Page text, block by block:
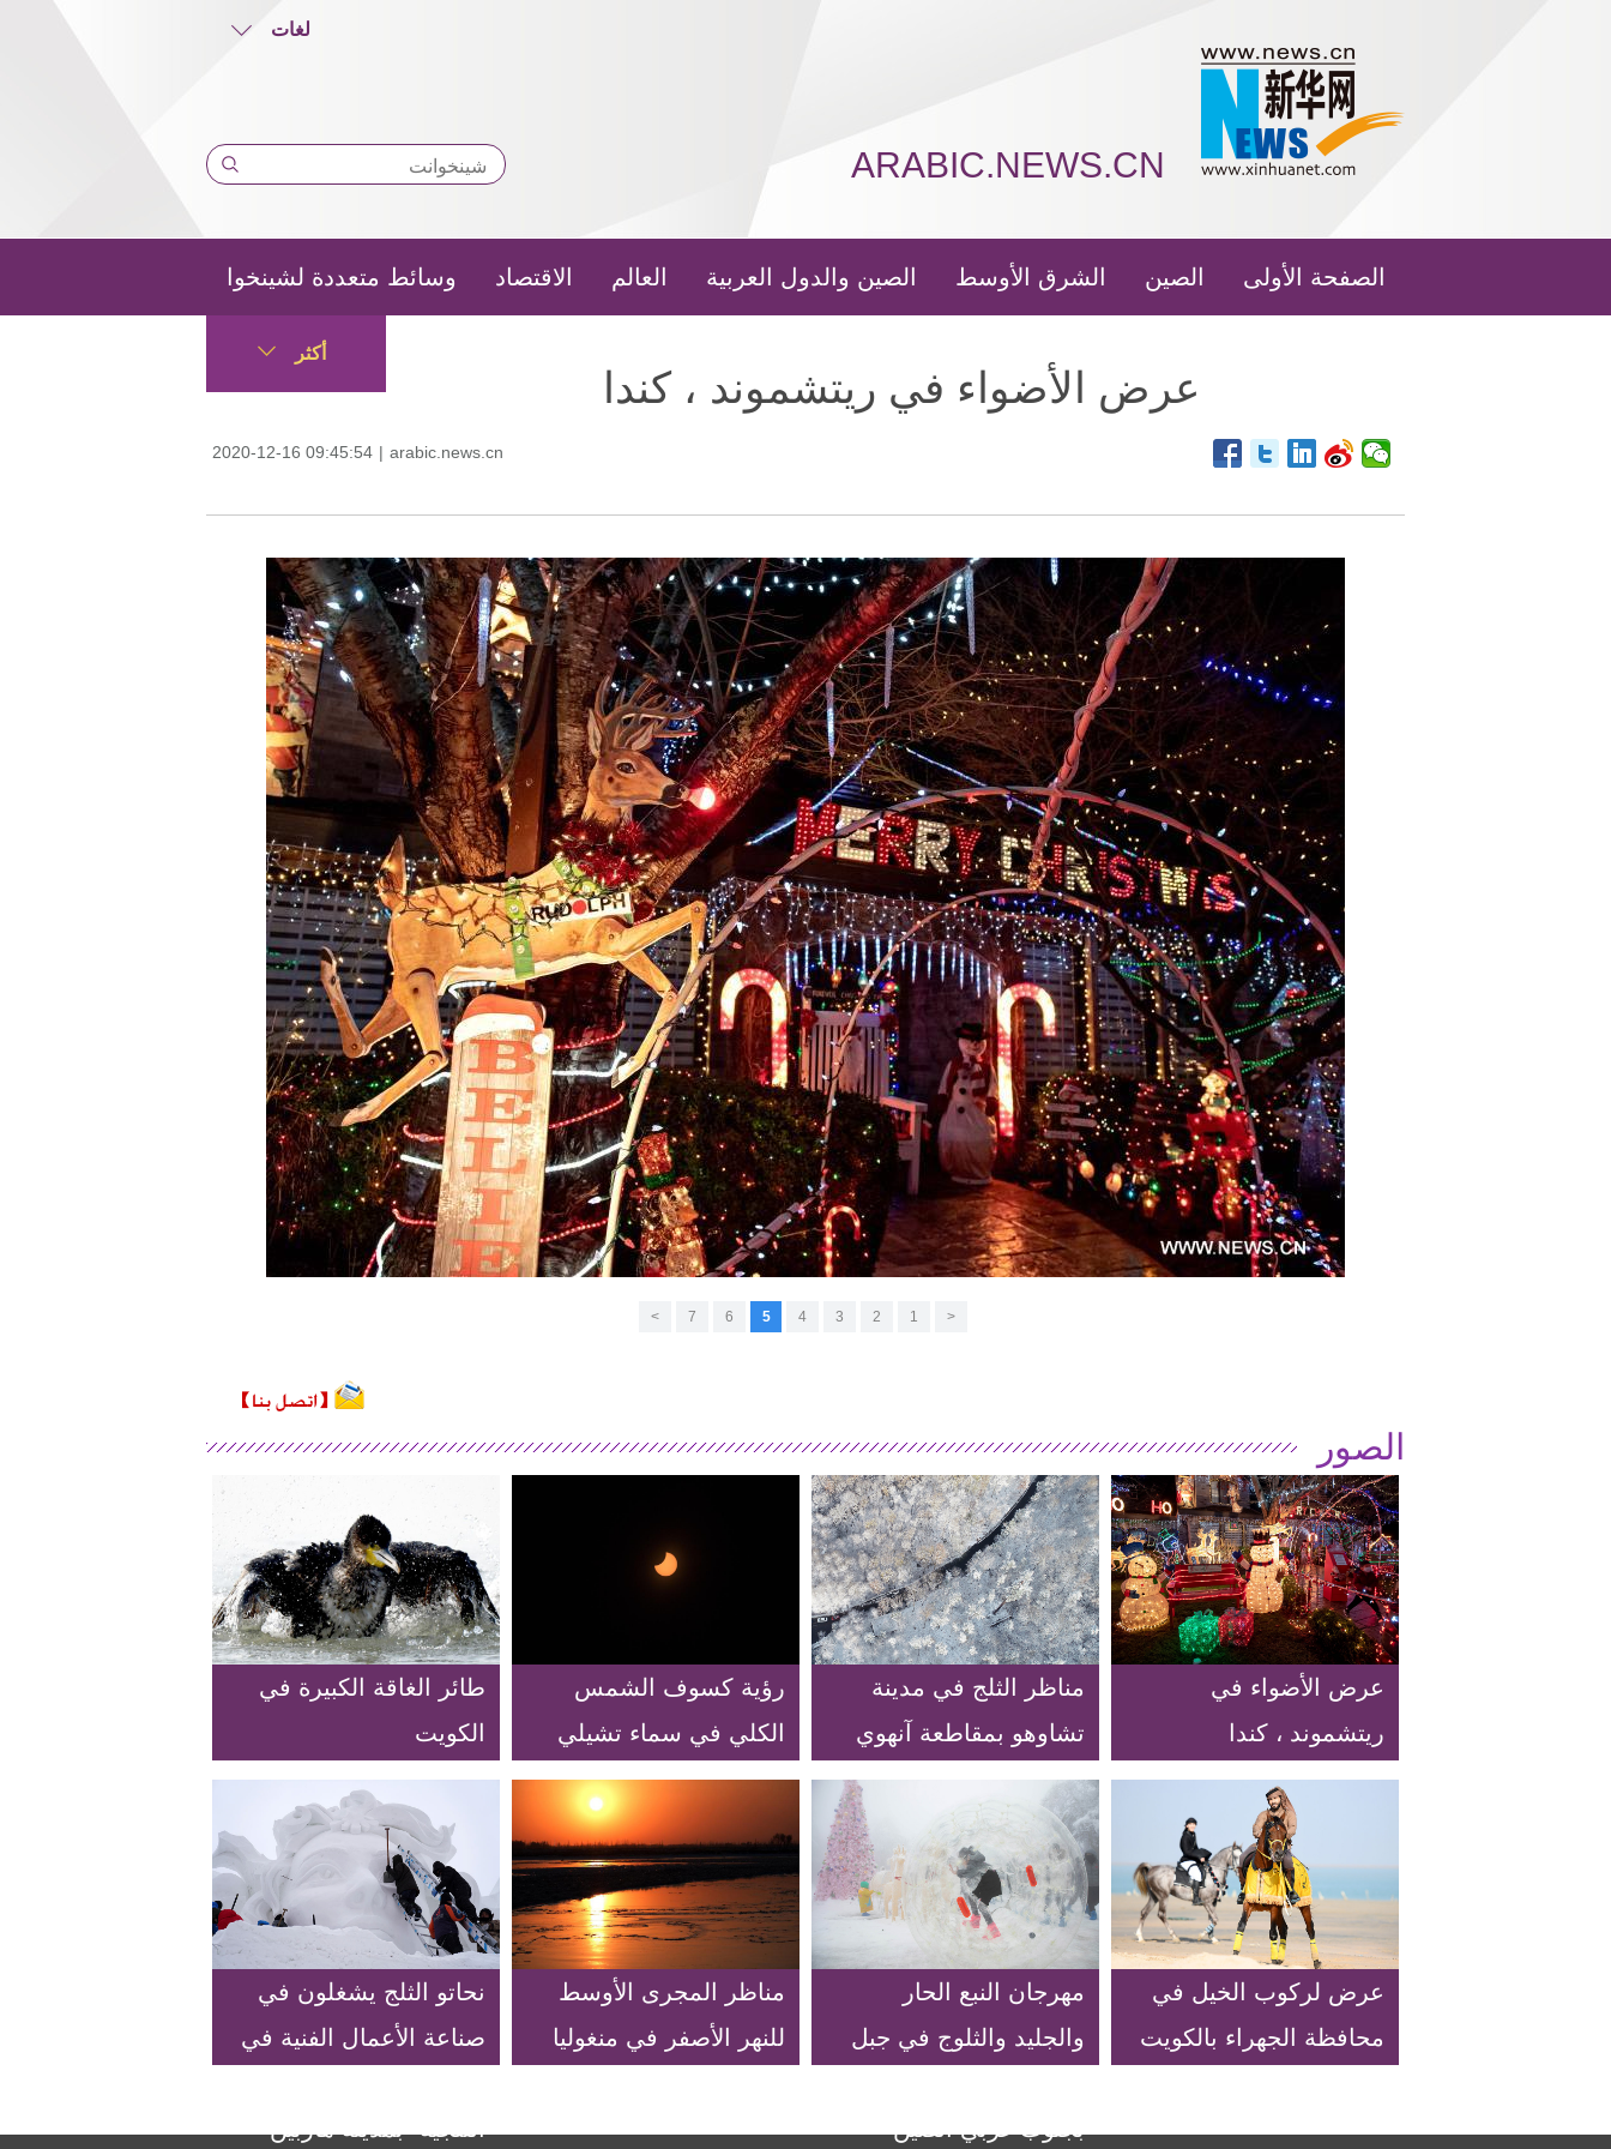
لغات
ARABIC.NEWS.CN
الصفحة الأولى الصين الشرق الأوسط الصين والدول العربية العالم الاقتصاد وسائط متعددة لشينخوا
أكثر
عرض الأضواء في ريتشموند ، كندا
2020-12-16 09:45:54 | arabic.news.cn
<
1
2
3
4
5
6
7
>
الصور
عرض الأضواء في
ريتشموند ، كندا
مناظر الثلج في مدينة
تشاوهو بمقاطعة آنهوي
بشرقي الصين
رؤية كسوف الشمس
الكلي في سماء تشيلي
طائر الغاقة الكبيرة في
الكويت
عرض لركوب الخيل في
محافظة الجهراء بالكويت
مهرجان النبع الحار
والجليد والثلوج في جبل
بجنوب غربي الصين
مناظر المجرى الأوسط
للنهر الأصفر في منغوليا
نحاتو الثلج يشغلون في
صناعة الأعمال الفنية في
الثلجية" بمدينة هاربين